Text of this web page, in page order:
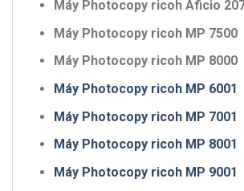
Máy Photocopy ricoh Aficio
Máy Photocopy ricoh MP 7500
Máy Photocopy ricoh MP 8000
Máy Photocopy ricoh MP 6001
Máy Photocopy ricoh MP 7001
Máy Photocopy ricoh MP 8001
Máy Photocopy ricoh MP 9001